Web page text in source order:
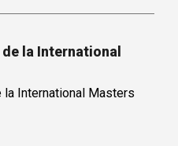
la International